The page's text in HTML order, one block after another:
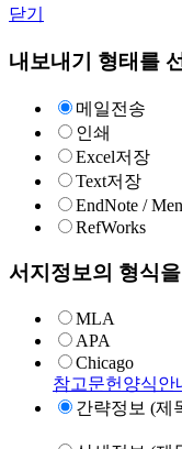
닫기
내보내기 형태를
메일전송
인쇄
Excel저장
Text저장
EndNote /
RefWorks
서지정보의 형식
MLA
APA
Chicago
참고문헌양식안
간략정보 (제